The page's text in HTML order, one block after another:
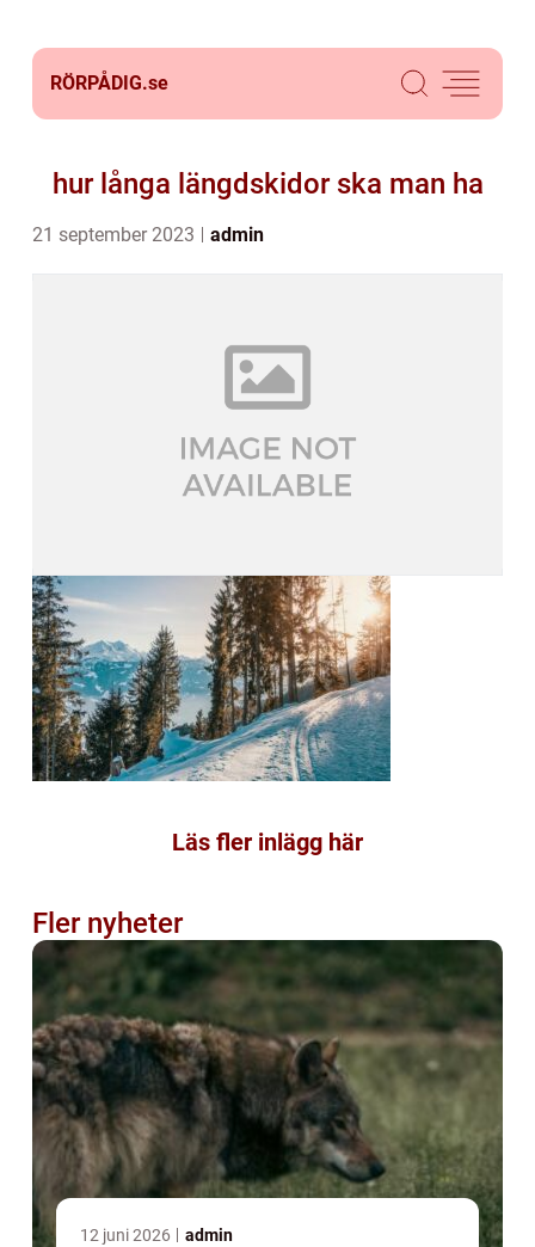
RÖRPÅDIG.se
hur långa längdskidor ska man ha
21 september 2023 admin
Läs fler inlägg här
Fler nyheter
12 juni 2026 admin